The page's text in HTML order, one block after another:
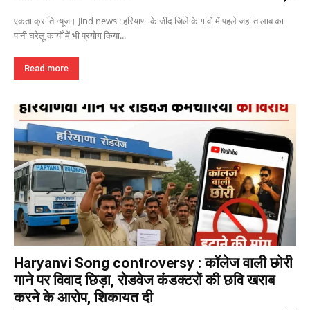
एकता क्रांति न्यूज। Jind news : हरियाणा के जींद जिले के गांवों में पहले जहां तालाब का
पानी घरेलू कार्यों में भी प्रयोग किया...
Read more
Haryanvi Song controversy : कॉलेज वाली छोरी
गाने पर विवाद छिड़ा, रोडवेज कंडक्टरों की छवि खराब
करने के आरोप, शिकायत दी